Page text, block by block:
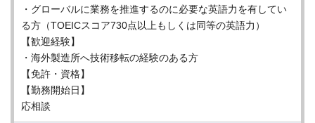
・グローバルに業務を推進するのに必要な英語力を有してい
る方（TOEICスコア730点以上もしくは同等の英語力）
【歓迎経験】
・海外製造所へ技術移転の経験のある方
【免許・資格】
【勤務開始日】
応相談